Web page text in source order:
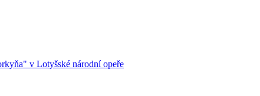
v Lotyšské národní opeře